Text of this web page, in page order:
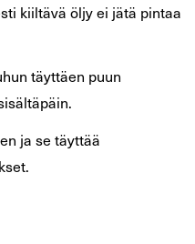
kiiltävä öljy ei jätä pintaa
täyttäen puun
ja se täyttää